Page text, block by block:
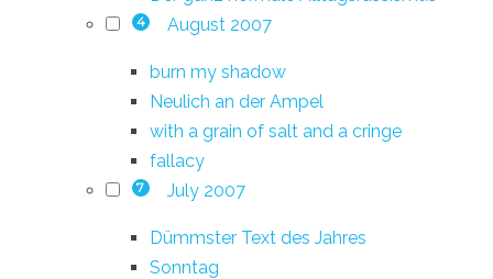
4 August 2007
burn my shadow
Neulich an der Ampel
with a grain of salt and a cringe
fallacy
7 July 2007
Dümmster Text des Jahres
Sonntag